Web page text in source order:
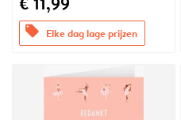
offers Elke dag lage prijzen